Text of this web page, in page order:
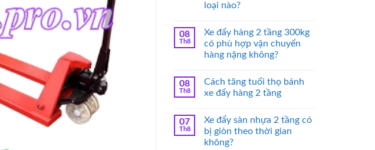
loại nào?
08
Th8
Xe đẩy hàng 2 tầng 300kg
có phù hợp vận chuyển
hàng nặng không?
08
Th8
Cách tăng tuổi thọ bánh
xe đẩy hàng 2 tầng
07
Th8
Xe đẩy sàn nhựa 2 tầng có
bị giòn theo thời gian
không?